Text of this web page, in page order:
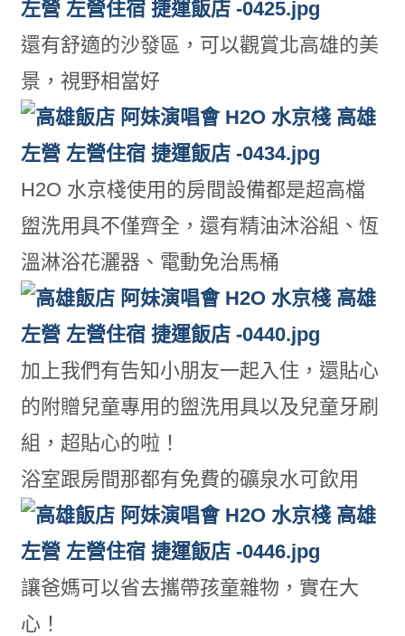
還有舒適的沙發區，可以觀賞北高雄的美
景，視野相當好
H2O 水京棧使用的房間設備都是超高檔
盥洗用具不僅齊全，還有精油沐浴組、恆
溫淋浴花灑器、電動免治馬桶
加上我們有告知小朋友一起入住，還貼心
的附贈兒童專用的盥洗用具以及兒童牙刷
組，超貼心的啦！
浴室跟房間那都有免費的礦泉水可飲用
讓爸媽可以省去攜帶孩童雜物，實在大
心！